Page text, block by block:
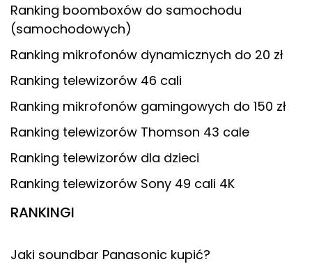
Ranking boomboxów do samochodu
(samochodowych)
Ranking mikrofonów dynamicznych do 20 zł
Ranking telewizorów 46 cali
Ranking mikrofonów gamingowych do 150 zł
Ranking telewizorów Thomson 43 cale
Ranking telewizorów dla dzieci
Ranking telewizorów Sony 49 cali 4K
RANKINGI
Jaki soundbar Panasonic kupić?